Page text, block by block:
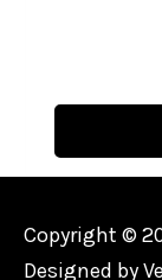
Copyright ©
Designed by